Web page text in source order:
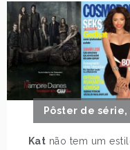
Pôster de
Kat não tem um